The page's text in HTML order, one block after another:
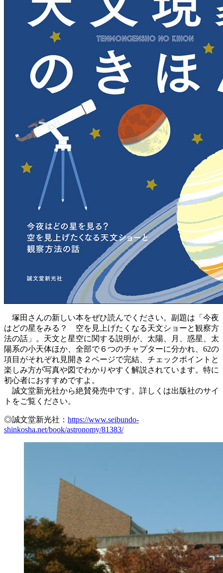
塚田さんの新しい本をぜひ読んでください。副題は「今夜
はどの星をみる？ 空を見上げたくなる天文ショーと観察方
法の話」。天文と星空に関する説明が、太陽、月、惑星、太
陽系の小天体ほか、全部で６つのチャプターに分かれ、62の
項目がそれぞれ見開き２ページで完結、チェックポイントと
楽しみ方が写真や図でわかりやすく解説されています。特に
初心者におすすめですよ。
誠文堂新光社から絶賛発売中です。詳しくは出版社のサイ
トをご覧ください。
◎誠文堂新光社： https://www.seibundo-
shinkosha.net/book/astronomy/81383/